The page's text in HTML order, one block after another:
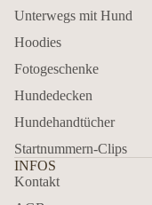
Unterwegs mit Hund
Hoodies
Fotogeschenke
Hundedecken
Hundehandtücher
Startnummern-Clips
INFOS
Kontakt